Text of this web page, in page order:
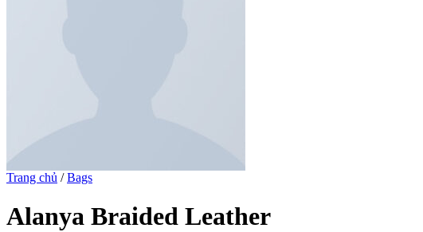
Trang chủ / Bags
Alanya Braided Leather